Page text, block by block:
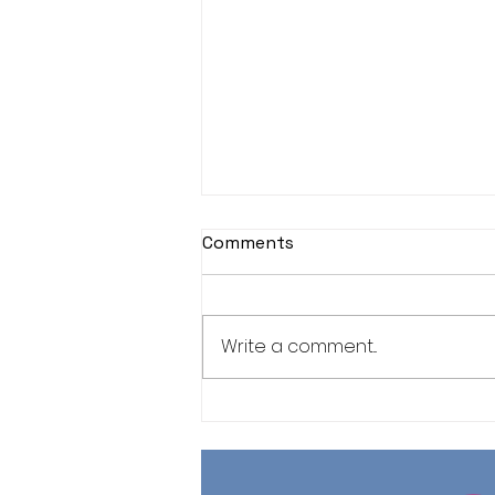
Comments
Write a comment...